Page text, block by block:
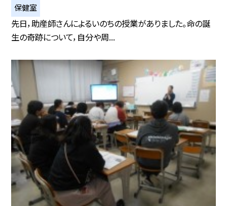
保健室
先日，助産師さんによるいのちの授業がありました。命の誕
生の奇跡について，自分や周...